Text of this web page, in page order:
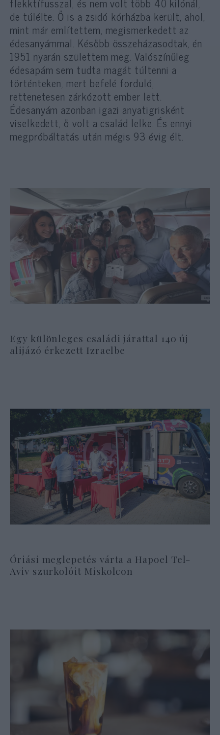
de túlélte. Ő is a zsidó kórházba került, ahol,
mint már említettem, megismerkedett az
édesanyámmal. Később összeházasodtak, én
1951 nyarán születtem meg. Valószínűleg
édesapám sem tudta magát túltenni a
történteken, mert befelé forduló,
rettenetesen zárkózott ember lett.
Édesanyám azonban igazi anyatigrisként
viselkedett, ő volt a család lelke. És ennyi
megpróbáltatás után mégis 93 évig élt.
Egy különleges családi járattal 140 új
alijázó érkezett Izraelbe
Óriási meglepetés várta a Hapoel Tel-
Aviv szurkolóit Miskolcon